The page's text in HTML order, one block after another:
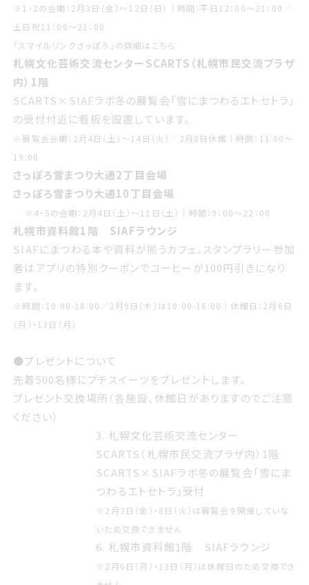
※1・2の会期：2月3日（金）〜12日（日）｜時間：平日12：00〜21：00／
土日祝11：00〜21：00
「スマイルリンクさっぽろ」の詳細は こちら
札幌文化芸術交流センターSCARTS（札幌市民交流プラザ
内）1階
SCARTS×SIAFラボ冬の展覧会「雪にまつわるエトセトラ」
の受付付近に看板を設置しています。
※展覧会会期：2月4日（土）〜14日（火）／2月8日休館｜時間：11:00〜
19:00
さっぽろ雪まつり大通2丁目会場
さっぽろ雪まつり大通10丁目会場
※4・5の会期：2月4日（土）〜11日（土）｜時間：9：00〜22：00
札幌市資料館1階 SIAFラウンジ
SIAFにまつわる本や資料が揃うカフェ。スタンプラリー参加
者はアプリの特別クーポンでコーヒーが100円引きになり
ます。
※時間：10:00-18:00／2月9日（木）は10:00-16:00｜休館日：2月6日
（月）・13日（月）
●プレゼントについて
先着500名様にプチスイーツをプレゼントします。
プレゼント交換場所（各施設、休館日がありますのでご注意
ください）
3. 札幌文化芸術交流センター
SCARTS（札幌市民交流プラザ内）1階
SCARTS×SIAFラボ冬の展覧会「雪にま
つわるエトセトラ」受付
※2月3日（金）・8日（火）は展覧会を開催していな
いため交換できません
6. 札幌市資料館1階 SIAFラウンジ
※2月6日（月）・13日（月）は休館日のため交換でき